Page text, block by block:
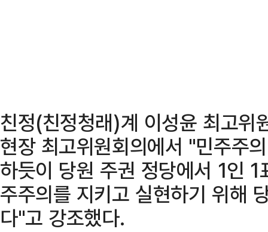
친정(친정청래)계 이성윤 최고위
현장 최고위원회의에서 "민주주
하듯이 당원 주권 정당에서 1인
주주의를 지키고 실현하기 위해
다"고 강조했다.